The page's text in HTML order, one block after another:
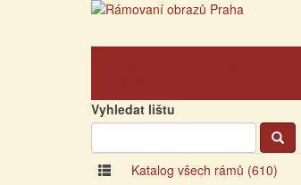
Vyhledat lištu
Katalog všech rámů (610)